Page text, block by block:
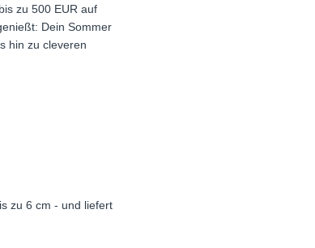
zu 500 EUR auf
Dein Sommer
hin zu cleveren
zu 6 cm - und liefert